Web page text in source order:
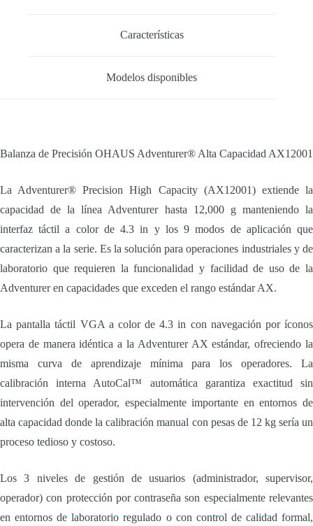
Características
Modelos disponibles
Balanza de Precisión OHAUS Adventurer® Alta Capacidad AX12001
La Adventurer® Precision High Capacity (AX12001) extiende la
capacidad de la línea Adventurer hasta 12,000 g manteniendo la
interfaz táctil a color de 4.3 in y los 9 modos de aplicación que
caracterizan a la serie. Es la solución para operaciones industriales y de
laboratorio que requieren la funcionalidad y facilidad de uso de la
Adventurer en capacidades que exceden el rango estándar AX.
La pantalla táctil VGA a color de 4.3 in con navegación por íconos
opera de manera idéntica a la Adventurer AX estándar, ofreciendo la
misma curva de aprendizaje mínima para los operadores. La
calibración interna AutoCal™ automática garantiza exactitud sin
intervención del operador, especialmente importante en entornos de
alta capacidad donde la calibración manual con pesas de 12 kg sería un
proceso tedioso y costoso.
Los 3 niveles de gestión de usuarios (administrador, supervisor,
operador) con protección por contraseña son especialmente relevantes
en entornos de laboratorio regulado o con control de calidad formal,